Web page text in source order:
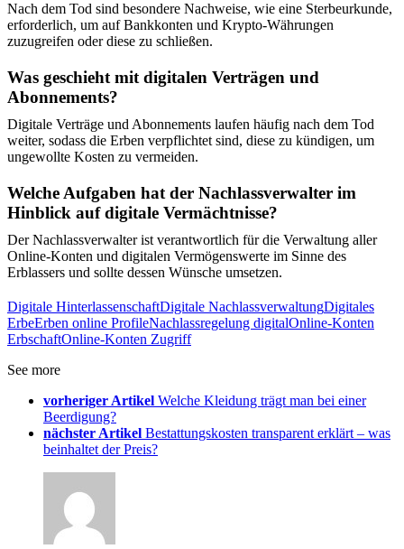
Nach dem Tod sind besondere Nachweise, wie eine Sterbeurkunde,
erforderlich, um auf Bankkonten und Krypto-Währungen
zuzugreifen oder diese zu schließen.
Was geschieht mit digitalen Verträgen und
Abonnements?
Digitale Verträge und Abonnements laufen häufig nach dem Tod
weiter, sodass die Erben verpflichtet sind, diese zu kündigen, um
ungewollte Kosten zu vermeiden.
Welche Aufgaben hat der Nachlassverwalter im
Hinblick auf digitale Vermächtnisse?
Der Nachlassverwalter ist verantwortlich für die Verwaltung aller
Online-Konten und digitalen Vermögenswerte im Sinne des
Erblassers und sollte dessen Wünsche umsetzen.
Digitale HinterlassenschaftDigitale NachlassverwaltungDigitales
ErbeErben online ProfileNachlassregelung digitalOnline-Konten
ErbschaftOnline-Konten Zugriff
See more
vorheriger Artikel Welche Kleidung trägt man bei einer
Beerdigung?
nächster Artikel Bestattungskosten transparent erklärt – was
beinhaltet der Preis?